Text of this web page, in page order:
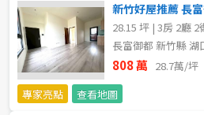
40 年以上
售價
28.15 坪 | 3房 2廳 2
長富御都 新竹縣 湖
808 萬 28.7萬/坪
專家亮點
查看地圖